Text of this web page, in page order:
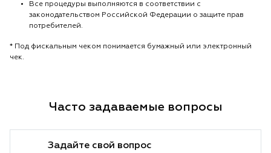
Все процедуры выполняются в соответствии с
законодательством Российской Федерации о защите прав
потребителей.
* Под фискальным чеком понимается бумажный или электронный
чек.
Часто задаваемые вопросы
Задайте свой вопрос